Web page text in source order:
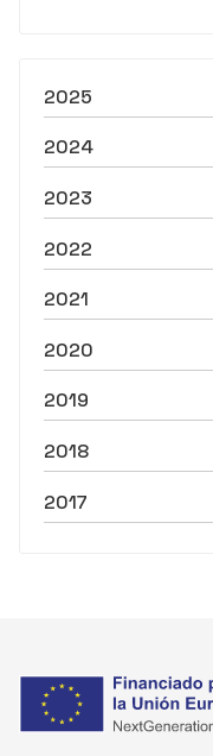
2025
2024
2023
2022
2021
2020
2019
2018
2017